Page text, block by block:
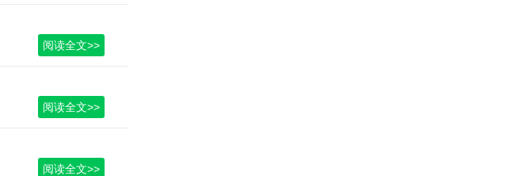
阅读全文>>
阅读全文>>
阅读全文>>